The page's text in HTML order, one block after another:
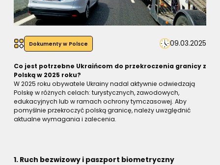
Dokumenty w Polsce 09.03.2025
Co jest potrzebne Ukraińcom do przekroczenia granicy z
Polską w 2025 roku?
W 2025 roku obywatele Ukrainy nadal aktywnie odwiedzają
Polskę w różnych celach: turystycznych, zawodowych,
edukacyjnych lub w ramach ochrony tymczasowej. Aby
pomyślnie przekroczyć polską granicę, należy uwzględnić
aktualne wymagania i zalecenia.
1. Ruch bezwizowy i paszport biometryczny